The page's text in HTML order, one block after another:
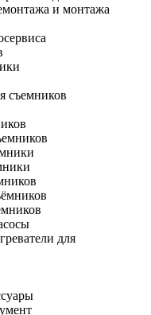
и монтажа
съемников
для